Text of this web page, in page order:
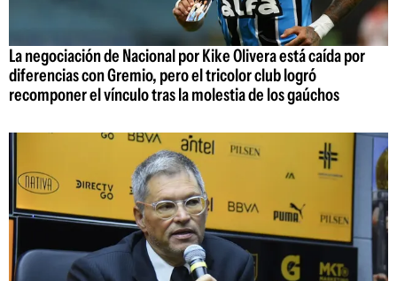
La negociación de Nacional por Kike Olivera está caída por
diferencias con Gremio, pero el tricolor club logró
recomponer el vínculo tras la molestia de los gaúchos